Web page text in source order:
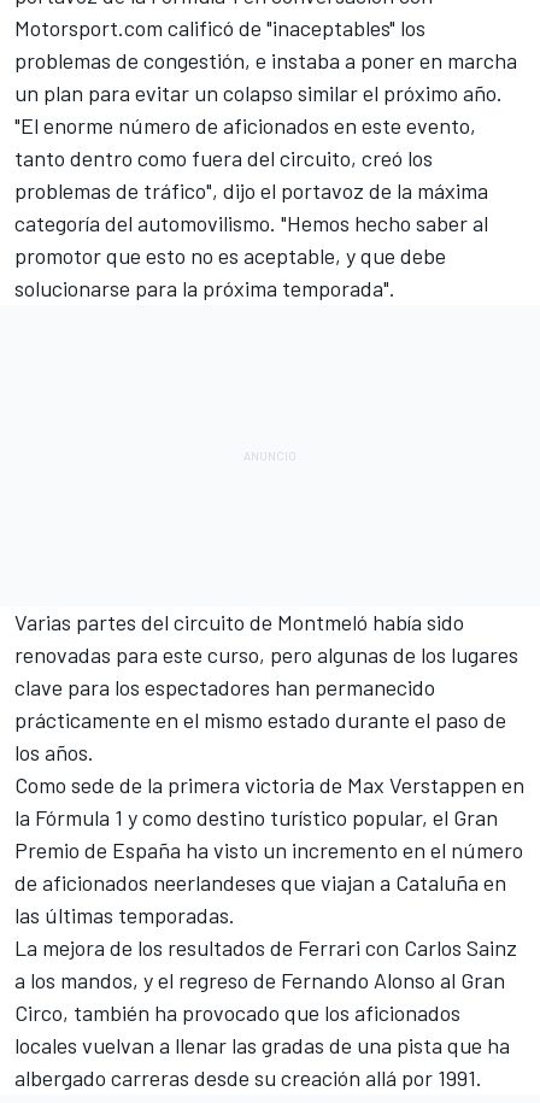
Motorsport.com calificó de "inaceptables" los
problemas de congestión, e instaba a poner en marcha
un plan para evitar un colapso similar el próximo año.
"El enorme número de aficionados en este evento,
tanto dentro como fuera del circuito, creó los
problemas de tráfico", dijo el portavoz de la máxima
categoría del automovilismo. "Hemos hecho saber al
promotor que esto no es aceptable, y que debe
solucionarse para la próxima temporada".
Varias partes del circuito de Montmeló había sido
renovadas para este curso, pero algunas de los lugares
clave para los espectadores han permanecido
prácticamente en el mismo estado durante el paso de
los años.
Como sede de la primera victoria de Max Verstappen en
la Fórmula 1 y como destino turístico popular, el Gran
Premio de España ha visto un incremento en el número
de aficionados neerlandeses que viajan a Cataluña en
las últimas temporadas.
La mejora de los resultados de Ferrari con Carlos Sainz
a los mandos, y el regreso de Fernando Alonso al Gran
Circo, también ha provocado que los aficionados
locales vuelvan a llenar las gradas de una pista que ha
albergado carreras desde su creación allá por 1991.